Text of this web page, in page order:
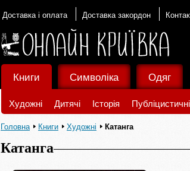
Доставка і оплата Доставка закордон
Книги
Художні Дитячі Історія Публіцистичні
Символіка Одяг
Головна Книги Художні Катанга
Катанга